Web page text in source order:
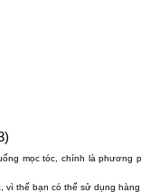
mọc tóc, chính là
thế bạn có thể sử dụng